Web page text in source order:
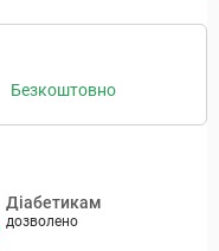
Безкоштовно
Діабетикам
дозволено